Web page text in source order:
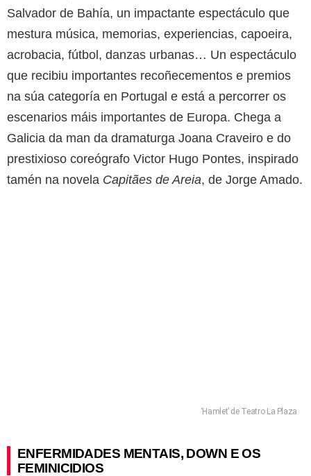
Salvador de Bahía, un impactante espectáculo que
mestura música, memorias, experiencias, capoeira,
acrobacia, fútbol, danzas urbanas… Un espectáculo
que recibiu importantes recoñecementos e premios
na súa categoría en Portugal e está a percorrer os
escenarios máis importantes de Europa. Chega a
Galicia da man da dramaturga Joana Craveiro e do
prestixioso coreógrafo Victor Hugo Pontes, inspirado
tamén na novela Capitães de Areia, de Jorge Amado.
‘Hamlet’ de Teatro La Plaza
ENFERMIDADES MENTAIS, DOWN E OS
FEMINICIDIOS